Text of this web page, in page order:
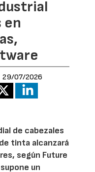
en
29/07/2026
de cabezales
tinta alcanzará
según Future
un